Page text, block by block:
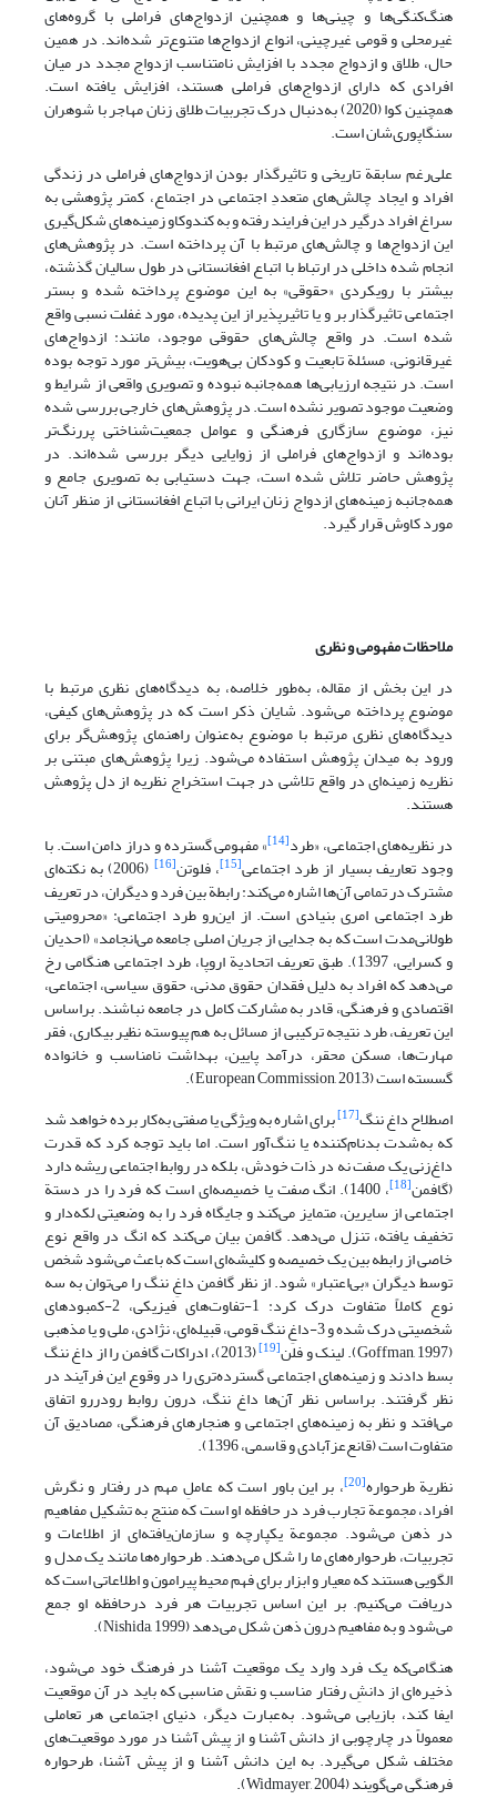
هنگ‌کنگی‌ها و چینی‌ها و همچنین ازدواج‌های فراملی با گروه‌های
غیرمحلی و قومی غیرچینی، انواع ازدواج‌ها متنوع‌تر شده‌اند. در همین
حال، طلاق و ازدواج مجدد با افزایش نامتناسب ازدواج مجدد در میان
افرادی که دارای ازدواج‌های فراملی هستند، افزایش یافته است.
همچنین کوا (2020) به‌دنبال درک تجربیات طلاق زنان مهاجر با شوهران
سنگاپوری‌شان است.
علی‌رغم سابقة تاریخی و تاثیرگذار بودن ازدواج‌های فراملی در زندگی
افراد و ایجاد چالش‌های متعددِ اجتماعی در اجتماع، کمتر پژوهشی به
سراغ افراد درگیر در این فرایند رفته و به کندوکاو زمینه‌های شکل‌گیری
این ازدواج‌ها و چالش‌های مرتبط با آن پرداخته است. در پژوهش‌های
انجام شده داخلی در ارتباط با اتباع افغانستانی در طول سالیان گذشته،
بیشتر با رویکردی «حقوقی» به این موضوع پرداخته شده و بستر
اجتماعی تاثیرگذار بر و یا تاثیرپذیر از این پدیده، مورد غفلت نسبی واقع
شده است. در واقع چالش‌های حقوقی موجود، مانند: ازدواج‌های
غیرقانونی، مسئلة تابعیت و کودکان بی‌هویت، بیش‌تر مورد توجه بوده
است. در نتیجه ارزیابی‌ها همه‌جانبه نبوده و تصویری واقعی از شرایط و
وضعیت موجود تصویر نشده است. در پژوهش‌های خارجی بررسی شده
نیز، موضوع سازگاری فرهنگی و عوامل جمعیت‌شناختی پررنگ‌تر
بوده‌اند و ازدواج‌های فراملی از زوایایی دیگر بررسی شده‌اند. در
پژوهش حاضر تلاش شده است، جهت دستیابی به تصویری جامع و
همه‌جانبه زمینه‌های ازدواج زنان ایرانی با اتباع افغانستانی از منظر آنان
مورد کاوش قرار گیرد.
ملاحظات مفهومی و نظری
در این بخش از مقاله، به‌طور خلاصه، به دیدگاه‌های نظری مرتبط با
موضوع پرداخته می‌شود. شایان ذکر است که در پژوهش‌های کیفی،
دیدگاه‌های نظری مرتبط با موضوع به‌عنوان راهنمای پژوهش‌گر برای
ورود به میدان پژوهش استفاده می‌شود. زیرا پژوهش‌های مبتنی بر
نظریه زمینه‌ای در واقع تلاشی در جهت استخراج نظریه از دل پژوهش
هستند.
در نظریه‌های اجتماعی، «طرد[14] » مفهومی گسترده و دراز دامن است. با
وجود تعاریف بسیار از طرد اجتماعی‌[15] ، فلوتن[16] (2006) به نکته‌ای‌
مشترک در تمامی‌ آن‌ها اشاره می‌‌کند: رابطة بین فرد و دیگران، در تعریف
طرد اجتماعی‌ امری‌ بنیادی‌ است. از این‌رو طرد اجتماعی‌: «محرومیتی‌
طولانی‌‌مدت است که به جدایی از جریان اصلی‌ جامعه می‌‌انجامد» (احدیان
و کسرایی، 1397). طبق تعریف اتحادیة اروپا، طرد اجتماعی‌ هنگامی‌ رخ
می‌‌دهد که افراد به دلیل فقدان حقوق مدنی‌، حقوق سیاسی‌، اجتماعی‌،
اقتصادی‌ و فرهنگی‌، قادر به مشارکت کامل در جامعه نباشند. براساس
این تعریف، طرد نتیجه ترکیبی‌ از مسائل به هم پیوسته نظیر بیکاری‌، فقر
مهارت‌ها، مسکن محقر، درآمد پایین، بهداشت نامناسب و خانواده
گسسته است (European Commission, 2013).
اصطلاح داغ ننگ[17] برای اشاره به ویژگی یا صفتی به‌کار برده خواهد شد
که به‌شدت بدنام‌کننده یا ننگ‌آور است. اما باید توجه کرد که قدرت
داغ‌زنی یک صفت نه در ذات خودش، بلکه در روابط اجتماعی ریشه دارد
(گافمن[18] ، 1400). انگ صفت یا خصیصه‌ای است که فرد را در دستة
اجتماعی از سایرین، متمایز می‌کند و جایگاه فرد را به وضعیتی لکه‌دار و
تخفیف یافته، تنزل می‌دهد. گافمن بیان می‌کند که انگ در واقع نوع
خاصی از رابطه بین یک خصیصه و کلیشه‌ای است که باعث می‌شود شخص
توسط دیگران «بی‌اعتبار» شود. از نظر گافمن داغِ ننگ را می‌توان به سه
نوع کاملاً متفاوت درک کرد: 1-تفاوت‌های فیزیکی، 2-کمبودهای
شخصیتی درک شده و 3-داغِ ننگ قومی، قبیله‌ای، نژادی، ملی و یا مذهبی
(Goffman, 1997). لینک و فلن [19] (2013)، ادراکات گافمن را از داغ ننگ
بسط دادند و زمینه‌های اجتماعی گسترده‌تری را در وقوع این فرآیند در
نظر گرفتند. براساس نظر آن‌ها داغ ننگ، درون روابط رودررو اتفاق
می‌افتد و نظر به زمینه‌های اجتماعی و هنجارهای فرهنگی، مصادیق آن
متفاوت است (قانع‌عزآبادی و قاسمی، 1396).
نظریة طرحواره[20] ، بر این باور است که عاملِ مهم در رفتار و نگرش
افراد، مجموعة تجارب فرد در حافظه او است که منتج به تشکیل مفاهیم
در ذهن می‌شود. مجموعة یکپارچه و سازمان‌یافته‌ای از اطلاعات و
تجربیات، طرحواره‌های ما را شکل می‌دهند. طرحواره‌ها مانند یک مدل و
الگویی هستند که معیار و ابزار برای فهم محیط پیرامون و اطلاعاتی است که
دریافت می‌کنیم. بر این اساس تجربیات هر فرد درحافظه او جمع
می‌شود و به مفاهیم درون ذهن شکل می‌دهد (Nishida, 1999).
هنگامی‌که یک فرد وارد یک موقعیت آشنا در فرهنگ خود می‌شود،
ذخیره‌ای از دانشِ رفتار مناسب و نقش مناسبی که باید در آن موقعیت
ایفا کند، بازیابی می‌شود. به‌عبارت دیگر، دنیای اجتماعی هر تعاملی
معمولاً در چارچوبی از دانش آشنا و از پیش آشنا در مورد موقعیت‌های
مختلف شکل می‌گیرد. به این دانش آشنا و از پیش آشنا، طرحواره
فرهنگی می‌گویند (Widmayer, 2004).